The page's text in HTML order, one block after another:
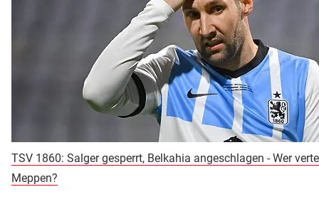
TSV 1860: Salger gesperrt, Belkahia angeschlagen - Wer
Meppen?